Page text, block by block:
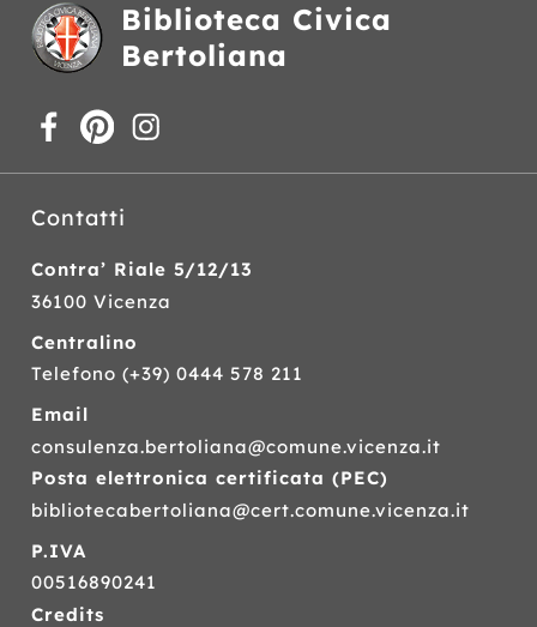
Biblioteca Civica
Bertoliana
Contatti
Contra’ Riale 5/12/13
36100 Vicenza
Centralino
Telefono(+39) 0444 578 211
Email
consulenza.bertoliana@comune.vicenza.it
Posta elettronica certificata (PEC)
bibliotecabertoliana@cert.comune.vicenza.it
P.IVA
00516890241
Credits